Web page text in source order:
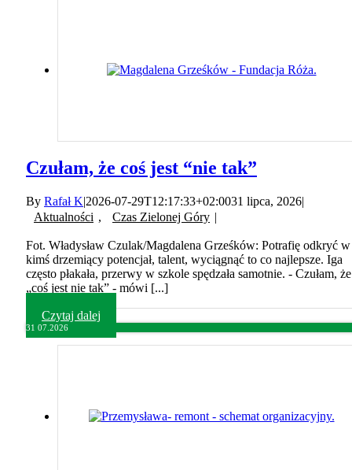
Czułam, że coś jest “nie tak”
By Rafał K|2026-07-29T12:17:33+02:0031 lipca, 2026|
Aktualności , Czas Zielonej Góry |
Fot. Władysław Czulak/Magdalena Grześków: Potrafię odkryć w
kimś drzemiący potencjał, talent, wyciągnąć to co najlepsze. Iga
często płakała, przerwy w szkole spędzała samotnie. - Czułam, że
„coś jest nie tak” - mówi [...]
Czytaj dalej
31 07.2026